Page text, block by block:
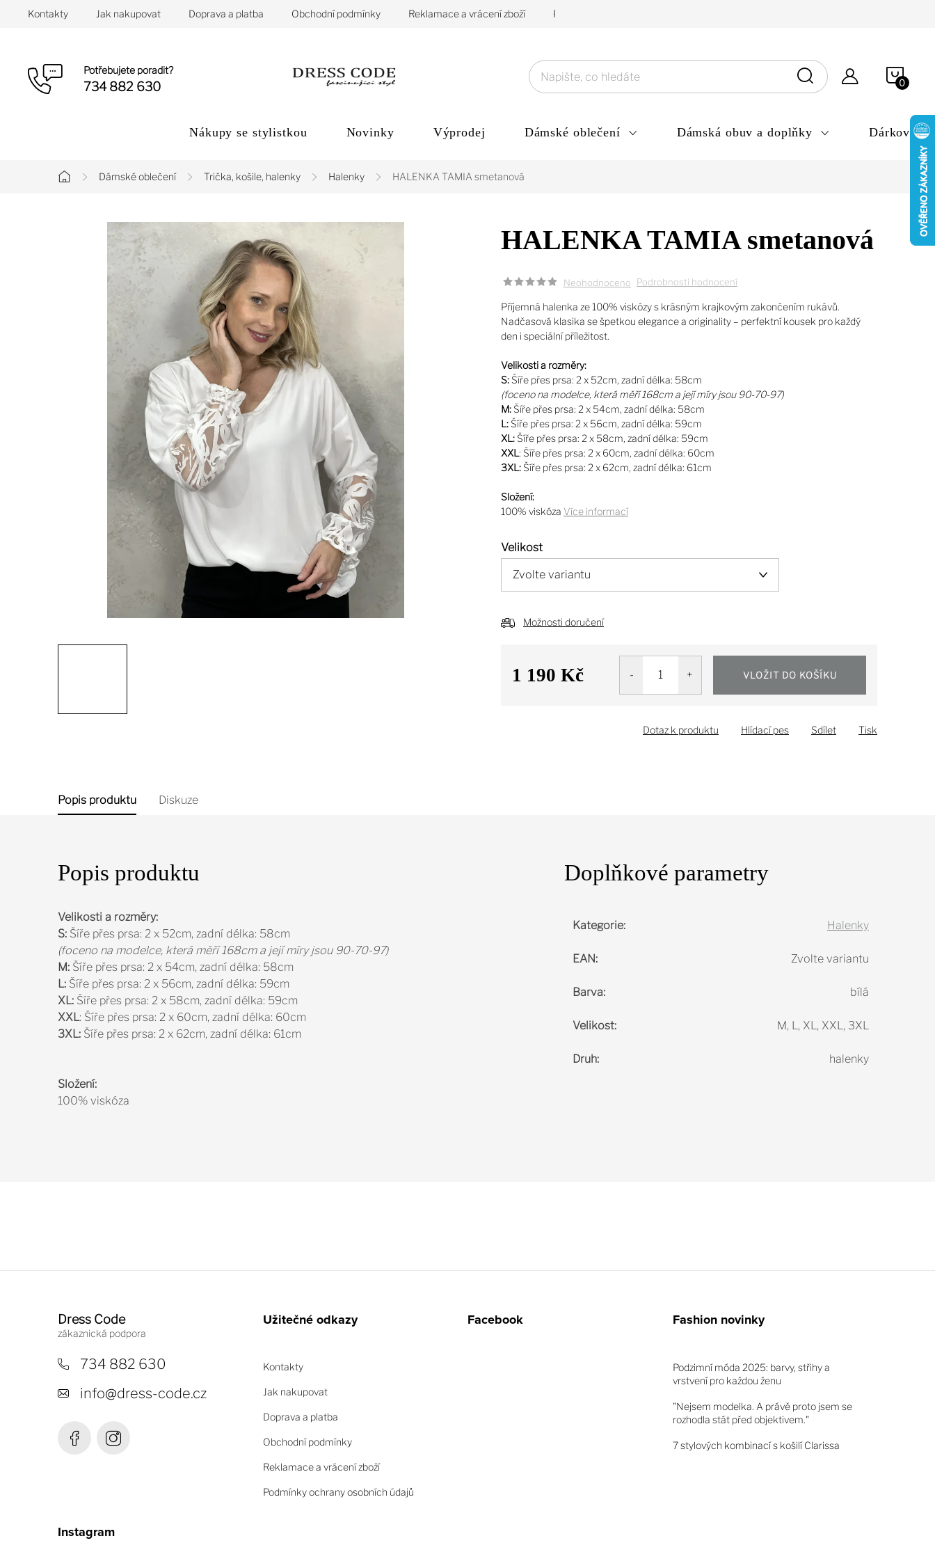
Potřebujete poradit?
734 882 630
Kontakty Jak nakupovat Doprava a platba Obchodní podmínky Reklamace a vrácení zboží Podmínky ochrany osobních údajů
Nákupy se stylistkou Novinky Výprodej Dámské oblečení Dámská obuv a doplňky Dárkové
Domů
Dámské oblečení Trička, košile, halenky Halenky HALENKA TAMIA smetanová
HALENKA TAMIA smetanová
Neohodnoceno Podrobnosti hodnocení
Příjemná halenka ze 100% viskózy s krásným krajkovým zakončením rukávů.
Nadčasová klasika se špetkou elegance a originality – perfektní kousek pro každý
den i speciální příležitost.
Velikosti a rozměry:
S: Šíře přes prsa: 2 x 52cm, zadní délka: 58cm
(foceno na modelce, která měří 168cm a její míry jsou 90-70-97)
M: Šíře přes prsa: 2 x 54cm, zadní délka: 58cm
L: Šíře přes prsa: 2 x 56cm, zadní délka: 59cm
XL: Šíře přes prsa: 2 x 58cm, zadní délka: 59cm
XXL: Šíře přes prsa: 2 x 60cm, zadní délka: 60cm
3XL: Šíře přes prsa: 2 x 62cm, zadní délka: 61cm
Složení:
100% viskóza Více informací
Velikost
Možnosti doručení
1 190 Kč VLOŽIT DO KOŠÍKU
Tisk
Dotaz k produktu Hlídací pes Sdílet
Popis produktu Diskuze
Popis produktu
Velikosti a rozměry:
S: Šíře přes prsa: 2 x 52cm, zadní délka: 58cm
(foceno na modelce, která měří 168cm a její míry jsou 90-70-97)
M: Šíře přes prsa: 2 x 54cm, zadní délka: 58cm
L: Šíře přes prsa: 2 x 56cm, zadní délka: 59cm
XL: Šíře přes prsa: 2 x 58cm, zadní délka: 59cm
XXL: Šíře přes prsa: 2 x 60cm, zadní délka: 60cm
3XL: Šíře přes prsa: 2 x 62cm, zadní délka: 61cm
Složení:
100% viskóza
Doplňkové parametry
Kategorie: Halenky
EAN: Zvolte variantu
Barva: bílá
Velikost: M, L, XL, XXL, 3XL
Druh: halenky
Dress Code
734 882 630
info@dress-code.cz
Užitečné odkazy
Kontakty
Jak nakupovat
Doprava a platba
Obchodní podmínky
Reklamace a vrácení zboží
Podmínky ochrany osobních údajů
Facebook Fashion novinky
Podzimní móda 2025: barvy, střihy a
vrstvení pro každou ženu
"Nejsem modelka. A právě proto jsem se
rozhodla stát před objektivem."
7 stylových kombinací s košilí Clarissa
Instagram